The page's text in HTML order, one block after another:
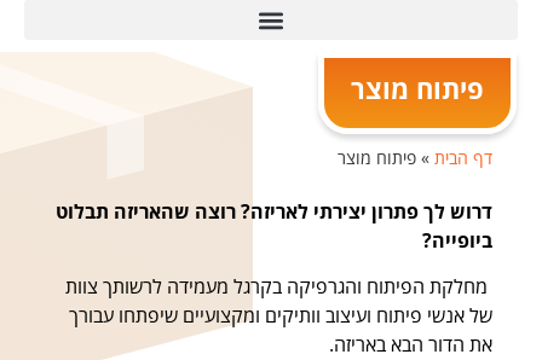
פיתוח מוצר
דף הבית » פיתוח מוצר
דרוש לך פתרון יצירתי לאריזה? רוצה שהאריזה תבלוט
ביופייה?
מחלקת הפיתוח והגרפיקה בקרגל מעמידה לרשותך צוות
של אנשי פיתוח ועיצוב וותיקים ומקצועיים שיפתחו עבורך
את הדור הבא באריזה.